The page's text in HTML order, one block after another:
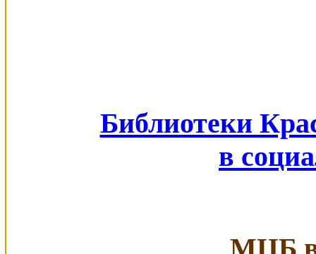
Библиотеки
в